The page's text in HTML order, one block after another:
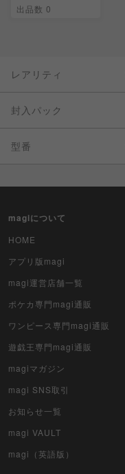
出品数 0
レアリティ
封入パック
型番
magiについて
HOME
アプリ版magi
magi運営店舗一覧
ポケカ専門magi通販
ワンピース専門magi通販
遊戯王専門magi通販
magiマガジン
magi SNS取引
お知らせ一覧
magi VAULT
magi（英語版）